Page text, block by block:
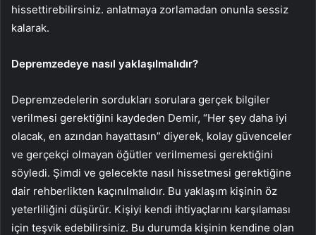
hissettirebilirsiniz. anlatmaya zorlamadan onunla sessiz
kalarak.
Depremzedeye nasıl yaklaşılmalıdır?
Depremzedelerin sordukları sorulara gerçek bilgiler
verilmesi gerektiğini kaydeden Demir, “Her şey daha iyi
olacak, en azından hayattasın” diyerek, kolay güvenceler
ve gerçekçi olmayan öğütler verilmemesi gerektiğini
söyledi. Şimdi ve gelecekte nasıl hissetmesi gerektiğine
dair rehberlikten kaçınılmalıdır. Bu yaklaşım kişinin öz
yeterliliğini düşürür. Kişiyi kendi ihtiyaçlarını karşılaması
için teşvik edebilirsiniz. Bu durumda kişinin kendine olan